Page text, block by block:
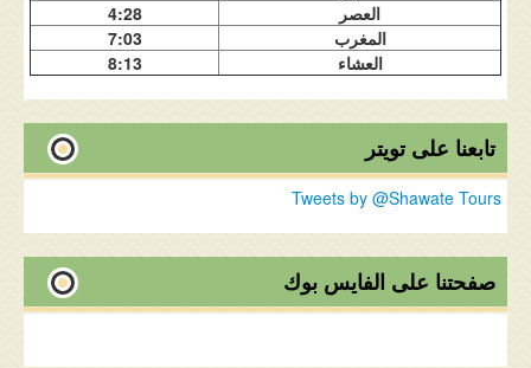
العصر
4:28
المغرب
7:03
العشاء
8:13
تابعنا على تويتر
Tweets by @Shawate Tours
صفحتنا على الفايس بوك